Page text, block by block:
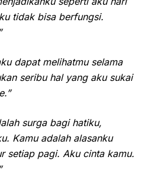
tidak bisa berfungsi.
dapat melihatmu selama
seribu hal yang aku sukai
surga bagi hatiku,
Kamu adalah alasanku
setiap pagi. Aku cinta kamu.